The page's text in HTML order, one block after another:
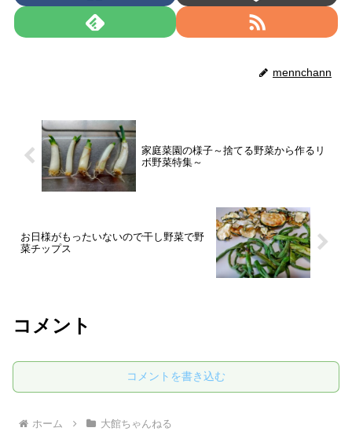
mennchann
家庭菜園の様子～捨てる野菜から作るリ
ボ野菜特集～
お日様がもったいないので干し野菜で野
菜チップス
コメント
コメントを書き込む
ホーム 大館ちゃんねる